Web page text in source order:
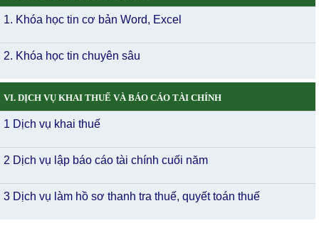
1. Khóa học tin cơ bản Word, Excel
2. Khóa học tin chuyên sâu
VI. DỊCH VỤ KHAI THUẾ VÀ BÁO CÁO TÀI CHÍNH
1 Dịch vụ khai thuế
2 Dịch vụ lập báo cáo tài chính cuối năm
3 Dịch vụ làm hồ sơ thanh tra thuế, quyết toán thuế